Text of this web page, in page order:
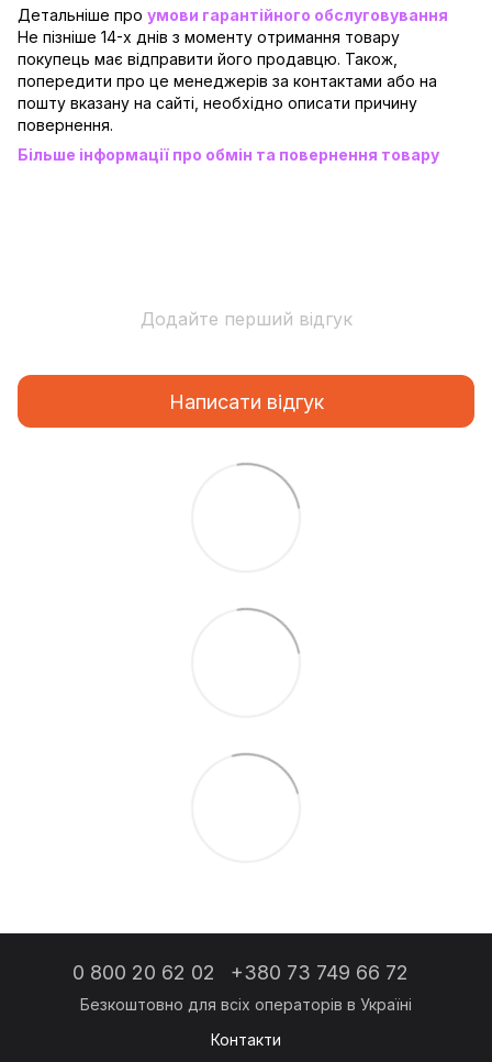
Детальніше про умови гарантійного обслуговування
Не пізніше 14-х днів з моменту отримання товару
покупець має відправити його продавцю. Також,
попередити про це менеджерів за контактами або на
пошту вказану на сайті, необхідно описати причину
повернення.
Більше інформації про обмін та повернення товару
Додайте перший відгук
Написати відгук
0 800 20 62 02 +380 73 749 66 72
Контакти